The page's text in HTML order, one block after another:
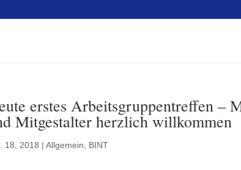
erstes Arbeitsgruppentreffen –
Mitgestalter herzlich willkommen
18, 2018 | Allgemein BINT